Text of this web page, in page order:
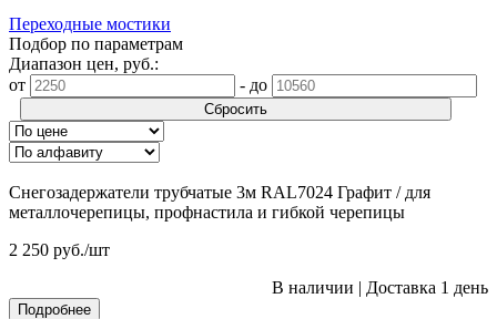
Переходные мостики
Подбор по параметрам
Диапазон цен, руб.:
от
- до
Сбросить
Снегозадержатели трубчатые 3м RAL7024 Графит / для
металлочерепицы, профнастила и гибкой черепицы
2 250 руб./шт
В наличии | Доставка 1 день
Подробнее